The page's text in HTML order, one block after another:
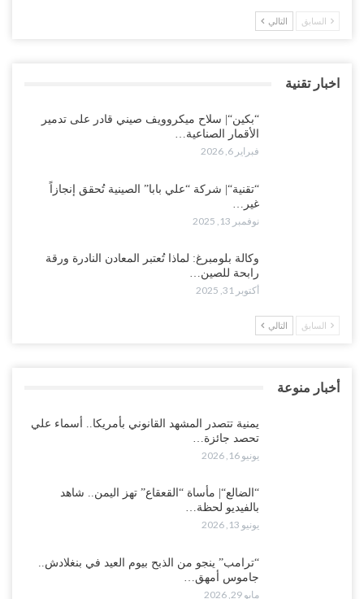
السابق التالي
اخبار تقنية
“بكين“| سلاح ميكروويف صيني قادر على تدمير
الأقمار الصناعية…
فبراير 6, 2026
“تقنية“| شركة “علي بابا” الصينية تُحقق إنجازاً
غير…
نوفمبر 13, 2025
وكالة بلومبرغ: لماذا تُعتبر المعادن النادرة ورقة
رابحة للصين…
أكتوبر 31, 2025
السابق التالي
أخبار منوعة
يمنية تتصدر المشهد القانوني بأمريكا.. أسماء علي
تحصد جائزة…
يونيو 16, 2026
“الضالع“| مأساة “القعقاع” تهز اليمن.. شاهد
بالفيديو لحظة…
يونيو 13, 2026
“ترامب” ينجو من الذبح بيوم العيد في بنغلادش..
جاموس أمهق…
مايو 29, 2026